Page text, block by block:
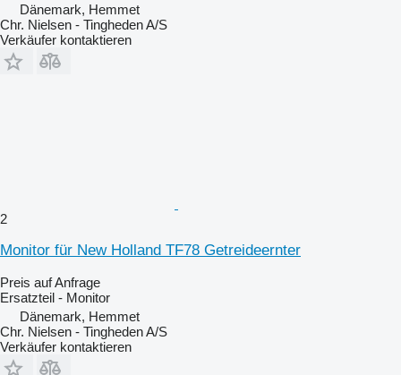
Dänemark, Hemmet
Chr. Nielsen - Tingheden A/S
Verkäufer kontaktieren
2
Monitor für New Holland TF78 Getreideernter
Preis auf Anfrage
Ersatzteil - Monitor
Dänemark, Hemmet
Chr. Nielsen - Tingheden A/S
Verkäufer kontaktieren